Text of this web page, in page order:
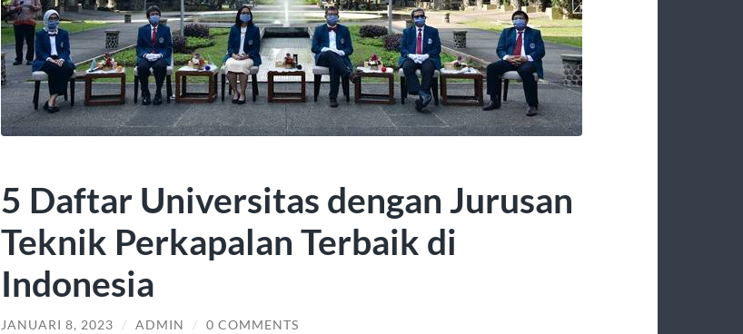
5 Daftar Universitas dengan Jurusan
Teknik Perkapalan Terbaik di
Indonesia
JANUARI 8, 2023 / ADMIN / 0 COMMENTS